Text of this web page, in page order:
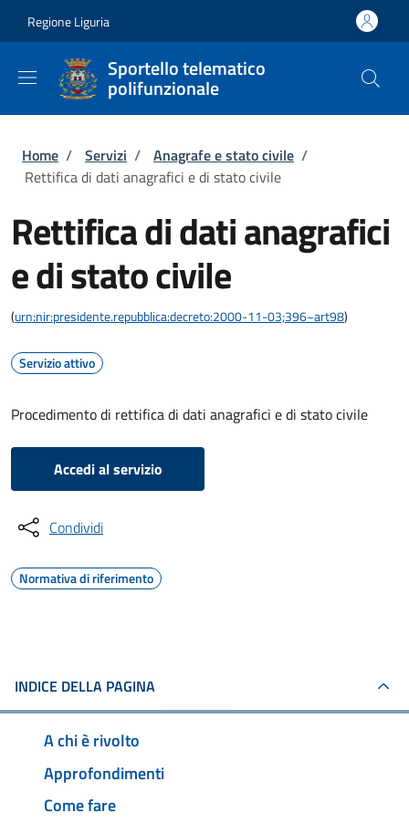
Regione Liguria
Sportello telematico
polifunzionale
Briciole di pane
Home / Servizi / Anagrafe e stato civile /
Rettifica di dati anagrafici e di stato civile
Rettifica di dati anagrafici
e di stato civile
(urn:nir:presidente.repubblica:decreto:2000-11-03;396~art98)
Servizio attivo
Procedimento di rettifica di dati anagrafici e di stato civile
Accedi al servizio
Condividi
Normativa di riferimento
INDICE DELLA PAGINA
A chi è rivolto
Approfondimenti
Come fare